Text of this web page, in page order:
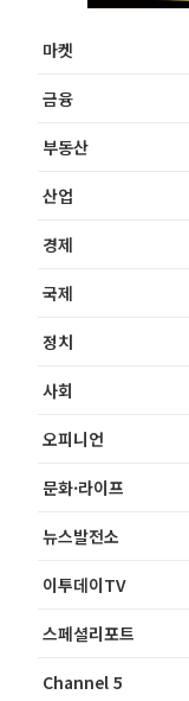
마켓
금융
부동산
산업
경제
국제
정치
사회
오피니언
문화·라이프
뉴스발전소
이투데이TV
스페셜리포트
Channel 5